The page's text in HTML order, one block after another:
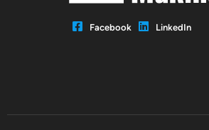
Facebook LinkedIn